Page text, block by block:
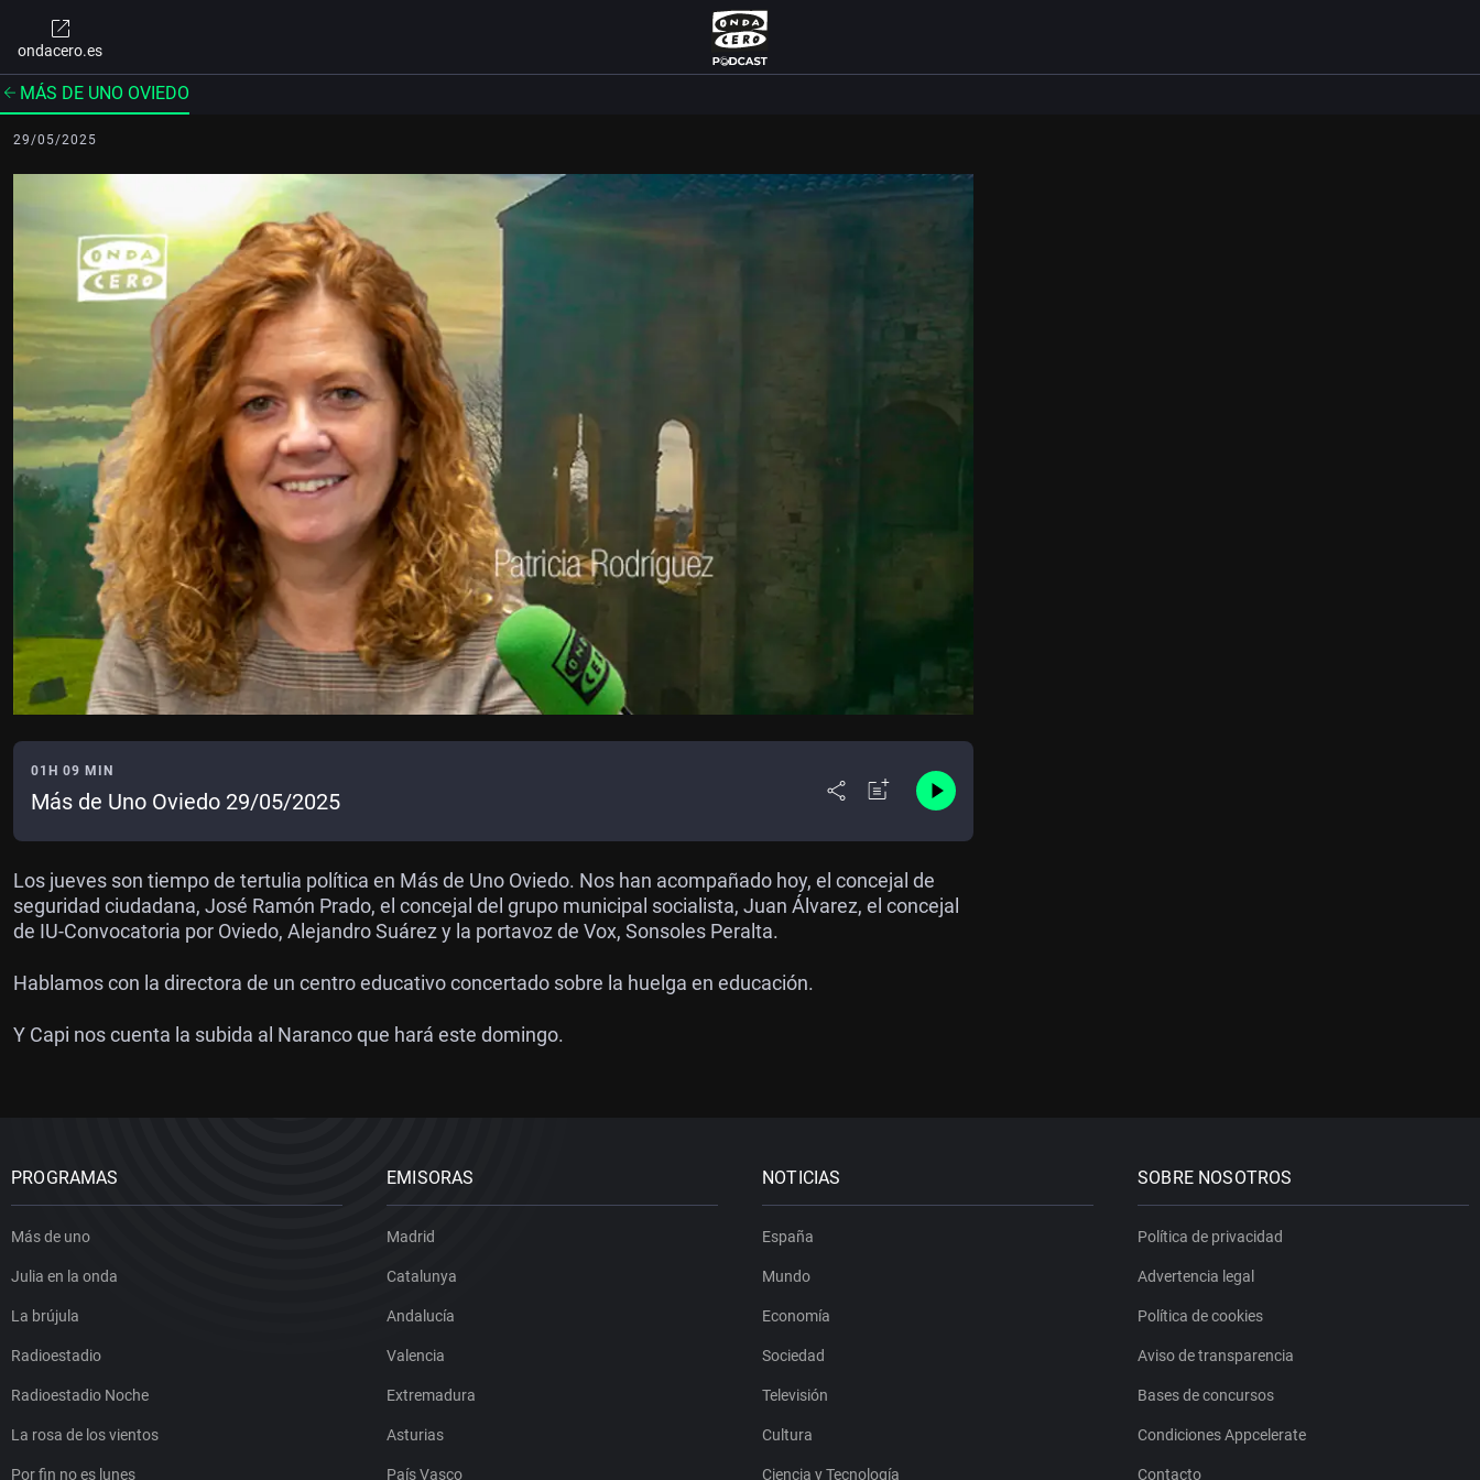
ondacero.es
MÁS DE UNO OVIEDO
29/05/2025
01H 09 MIN
Más de Uno Oviedo 29/05/2025
Los jueves son tiempo de tertulia política en Más de Uno Oviedo. Nos han acompañado hoy, el concejal de
seguridad ciudadana, José Ramón Prado, el concejal del grupo municipal socialista, Juan Álvarez, el concejal
de IU-Convocatoria por Oviedo, Alejandro Suárez y la portavoz de Vox, Sonsoles Peralta.
Hablamos con la directora de un centro educativo concertado sobre la huelga en educación.
Y Capi nos cuenta la subida al Naranco que hará este domingo.
PROGRAMAS
Más de uno
Julia en la onda
La brújula
Radioestadio
Radioestadio Noche
La rosa de los vientos
Por fin no es lunes
EMISORAS
Madrid
Catalunya
Andalucía
Valencia
Extremadura
Asturias
País Vasco
NOTICIAS
España
Mundo
Economía
Sociedad
Televisión
Cultura
Ciencia y Tecnología
SOBRE NOSOTROS
Política de privacidad
Advertencia legal
Política de cookies
Aviso de transparencia
Bases de concursos
Condiciones Appcelerate
Contacto